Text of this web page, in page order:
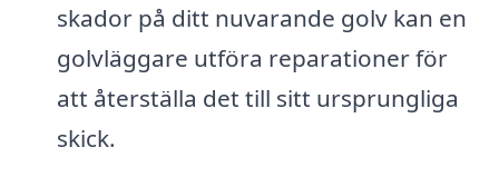
skador på ditt nuvarande golv kan en
golvläggare utföra reparationer för
att återställa det till sitt ursprungliga
skick.